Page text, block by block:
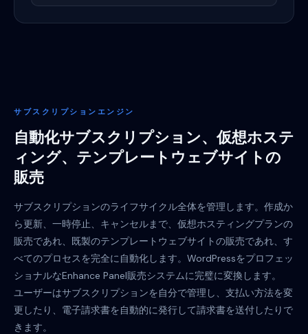
サブスクリプションエンジン
自動化サブスクリプション、仮想ホステ
ィング、テンプレートウェブサイトの
販売
サブスクリプションのライフサイクル全体を管理します。作成か
ら更新、一時停止、キャンセルまで、仮想ホスティングプランの
販売であれ、既製のテンプレートウェブサイトの販売であれ、す
べてのプロセスを完全に自動化します。WordPressをプロフェッ
ショナルなEnhance Panel販売システムに完璧に変換します。
ユーザーはサブスクリプションを自分で管理し、支払い方法を変
更したり、電子請求書を自動的に発行して請求書を送付したりで
きます。